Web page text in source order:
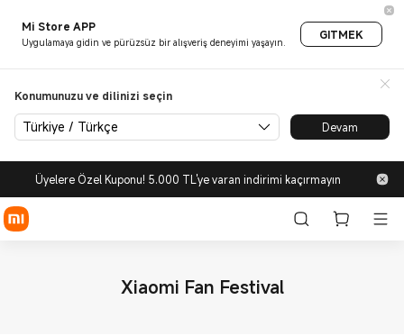
Mi Store APP
Uygulamaya gidin ve pürüzsüz bir alışveriş deneyimi yaşayın.
GITMEK
Konumunuzu ve dilinizi seçin
Türkiye / Türkçe Devam
Üyelere Özel Kuponu! 5.000 TL'ye varan indirimi kaçırmayın
Xiaomi Fan Festival